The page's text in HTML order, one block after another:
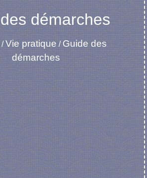
démarches
/Vie pratique / Guide des
démarches